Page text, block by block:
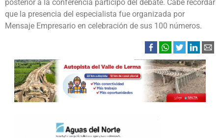
posterior a la conferencia participó del debate. Cabe recordar
que la presencia del especialista fue organizada por
Mensaje Empresario en celebración de sus 100 números.